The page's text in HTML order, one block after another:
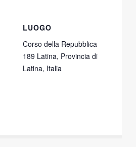
LUOGO
Corso della Repubblica
189 Latina, Provincia di
Latina, Italia